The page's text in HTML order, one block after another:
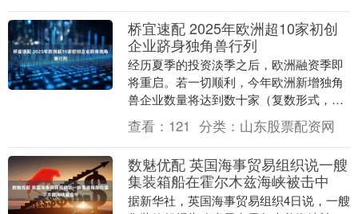
桥宜速配 2025年欧洲超10家初创
企业跻身独角兽行列
经历夏季的投资淡季之后，欧洲融资季即
将重启。若一切顺利，今年欧洲新增独角
兽企业数量将达到数十家（复数形式，即
超过 10 家）。尽管如今的巨额融资轮次
已不如 20....
查看： 121 分类： 山东股票配资网
数魅优配 英国海事贸易组织说一艘
集装箱船在霍尔木兹海峡被击中
据新华社，英国海事贸易组织4日说，一艘